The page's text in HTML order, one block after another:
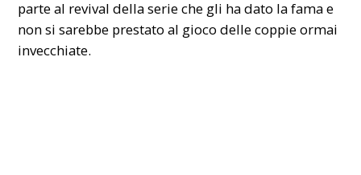
parte al revival della serie che gli ha dato la fama e
non si sarebbe prestato al gioco delle coppie ormai
invecchiate.